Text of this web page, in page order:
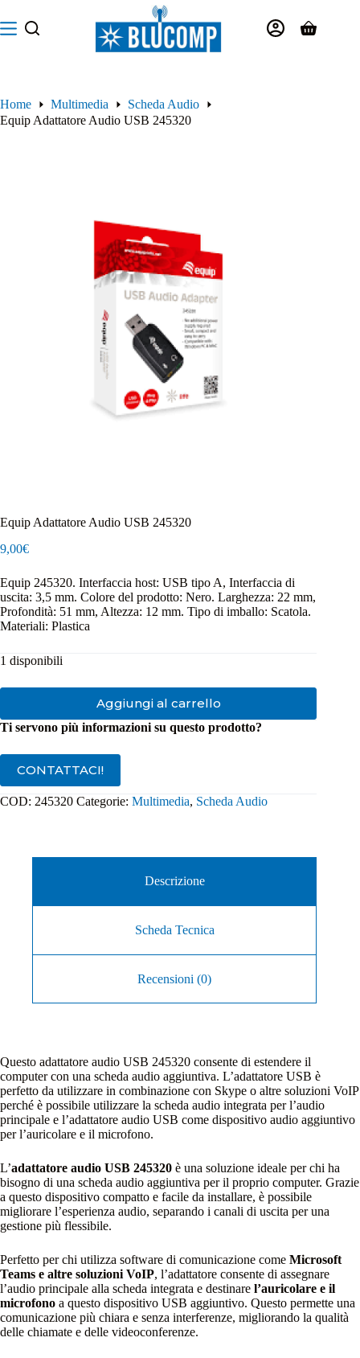
al
contenuto
Carrello
Home Multimedia
Scheda Audio
Equip Adattatore Audio USB 245320
Equip Adattatore Audio USB 245320
9,00€
Equip 245320. Interfaccia host: USB tipo A, Interfaccia di
uscita: 3,5 mm. Colore del prodotto: Nero. Larghezza: 22 mm,
Profondità: 51 mm, Altezza: 12 mm. Tipo di imballo: Scatola.
Materiali: Plastica
1 disponibili
Aggiungi al carrello
Ti servono più informazioni su questo prodotto?
CONTATTACI!
COD: 245320 Categorie: Multimedia, Scheda Audio
Descrizione
Scheda Tecnica
Recensioni (0)
Questo adattatore audio USB 245320 consente di estendere il
computer con una scheda audio aggiuntiva. L’adattatore USB è
perfetto da utilizzare in combinazione con Skype o altre soluzioni VoIP
perché è possibile utilizzare la scheda audio integrata per l’audio
principale e l’adattatore audio USB come dispositivo audio aggiuntivo
per l’auricolare e il microfono.
L’adattatore audio USB 245320 è una soluzione ideale per chi ha
bisogno di una scheda audio aggiuntiva per il proprio computer. Grazie
a questo dispositivo compatto e facile da installare, è possibile
migliorare l’esperienza audio, separando i canali di uscita per una
gestione più flessibile.
Perfetto per chi utilizza software di comunicazione come Microsoft
Teams e altre soluzioni VoIP, l’adattatore consente di assegnare
l’audio principale alla scheda integrata e destinare l’auricolare e il
microfono a questo dispositivo USB aggiuntivo. Questo permette una
comunicazione più chiara e senza interferenze, migliorando la qualità
delle chiamate e delle videoconferenze.